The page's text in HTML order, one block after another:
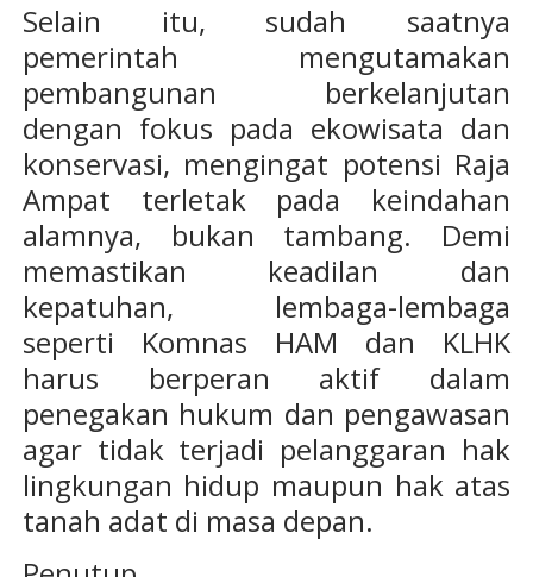
Selain itu, sudah saatnya
pemerintah mengutamakan
pembangunan berkelanjutan
dengan fokus pada ekowisata dan
konservasi, mengingat potensi Raja
Ampat terletak pada keindahan
alamnya, bukan tambang. Demi
memastikan keadilan dan
kepatuhan, lembaga-lembaga
seperti Komnas HAM dan KLHK
harus berperan aktif dalam
penegakan hukum dan pengawasan
agar tidak terjadi pelanggaran hak
lingkungan hidup maupun hak atas
tanah adat di masa depan.